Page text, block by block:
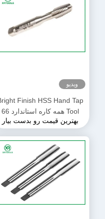
ویدیو
Bright Finish HSS Hand Tap
Tool همه کاره استاندارد 66
درجه زاویه استاندارد ISO529
بهترین قیمت رو بدست بیار